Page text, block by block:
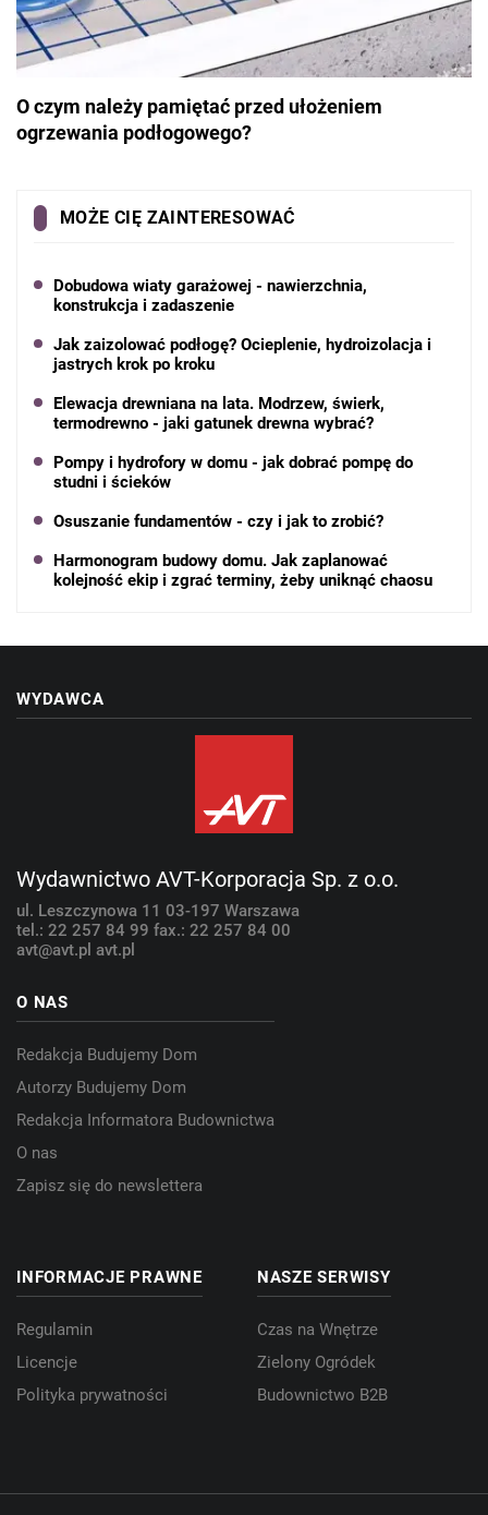
O czym należy pamiętać przed ułożeniem
ogrzewania podłogowego?
MOŻE CIĘ ZAINTERESOWAĆ
Dobudowa wiaty garażowej - nawierzchnia,
konstrukcja i zadaszenie
Jak zaizolować podłogę? Ocieplenie, hydroizolacja i
jastrych krok po kroku
Elewacja drewniana na lata. Modrzew, świerk,
termodrewno - jaki gatunek drewna wybrać?
Pompy i hydrofory w domu - jak dobrać pompę do
studni i ścieków
Osuszanie fundamentów - czy i jak to zrobić?
Harmonogram budowy domu. Jak zaplanować
kolejność ekip i zgrać terminy, żeby uniknąć chaosu
WYDAWCA
Wydawnictwo AVT-Korporacja Sp. z o.o.
ul. Leszczynowa 11 03-197 Warszawa
tel.: 22 257 84 99 fax.: 22 257 84 00
avt@avt.pl avt.pl
O NAS
Redakcja Budujemy Dom
Autorzy Budujemy Dom
Redakcja Informatora Budownictwa
O nas
Zapisz się do newslettera
INFORMACJE PRAWNE
Regulamin
Licencje
Polityka prywatności
NASZE SERWISY
Czas na Wnętrze
Zielony Ogródek
Budownictwo B2B